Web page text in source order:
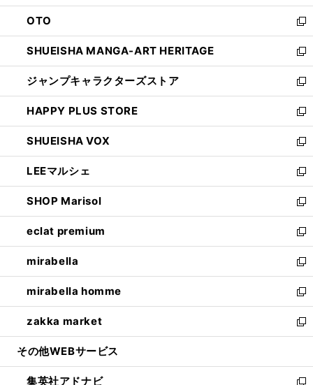
ウ
で
開
く
ン
ド
ウ
で
開
く
OTO
新
し
い
ウ
ィ
ン
ド
ウ
で
開
く
SHUEISHA MANGA-ART HERITAGE
新
し
い
ウ
ィ
ン
ド
ウ
で
開
く
ジャンプキャラクターズストア
新
し
い
ウ
ィ
ン
ド
ウ
で
開
く
HAPPY PLUS STORE
新
し
い
ウ
ィ
ン
ド
ウ
で
開
く
SHUEISHA VOX
新
し
い
ウ
ィ
ン
ド
ウ
で
開
く
LEEマルシェ
新
し
い
ウ
ィ
ン
ド
ウ
で
開
く
SHOP Marisol
新
し
い
ウ
ィ
ン
ド
ウ
で
開
eclat premium
新
し
い
ウ
ィ
ン
ド
ウ
開
く
mirabella
新
し
い
ウ
ィ
ン
ウ
で
mirabella homme
新
し
い
ウ
ン
ド
zakka market
新
し
ウ
その他WEBサービス
集英社アドナビ